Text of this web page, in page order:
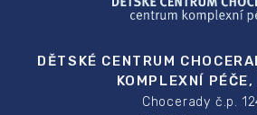
DĚTSKÉ CENTRUM
KOMPLEXNÍ PÉČE,
Chocerady č.p.